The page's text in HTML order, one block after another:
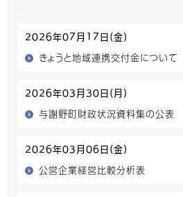
2026年07月17日(金)
きょうと地域連携交付金について
2026年03月30日(月)
与謝野町財政状況資料集の公表
2026年03月06日(金)
公営企業経営比較分析表